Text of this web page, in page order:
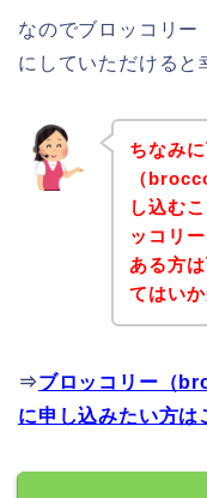
なのでブロッコリ
にしていただけると
ちなみ
（
し込む
ッコリ
ある方
てはい
⇒ブロッコリー（
に申し込みたい方は